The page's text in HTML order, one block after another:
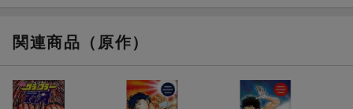
関連商品（原作）